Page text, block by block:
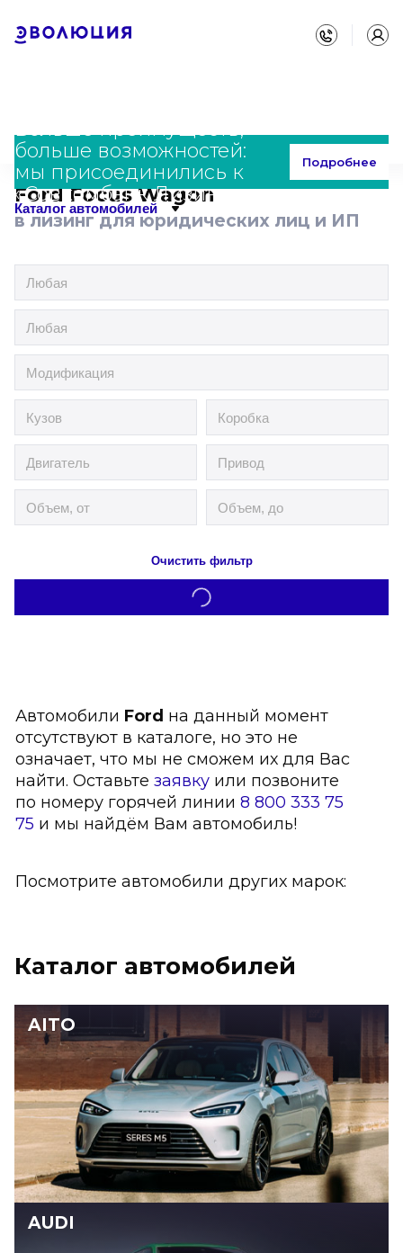
Больше преимуществ,
больше возможностей:
мы присоединились к
«Совкомбанк Лизинг»
Подробнее
Каталог автомобилей
Главная Каталог Ford Focus Wagon
Ford Focus Wagon
в лизинг для юридических лиц и ИП
Очистить фильтр
Автомобили Ford на данный момент
отсутствуют в каталоге, но это не
означает, что мы не сможем их для Вас
найти. Оставьте заявку или позвоните
по номеру горячей линии 8 800 333 75
75 и мы найдём Вам автомобиль!
Посмотрите автомобили других марок:
Каталог автомобилей
AITO
AUDI